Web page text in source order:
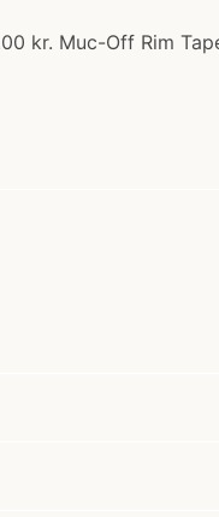
kr. Muc-Off Rim